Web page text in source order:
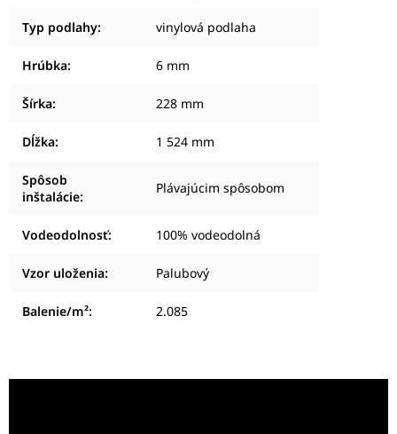
Typ podlahy: vinylová podlaha
Hrúbka: 6 mm
Šírka: 228 mm
Dĺžka: 1 524 mm
Spôsob
inštalácie:
Plávajúcim spôsobom
Vodeodolnosť: 100% vodeodolná
Vzor uloženia: Palubový
Balenie/m²: 2.085